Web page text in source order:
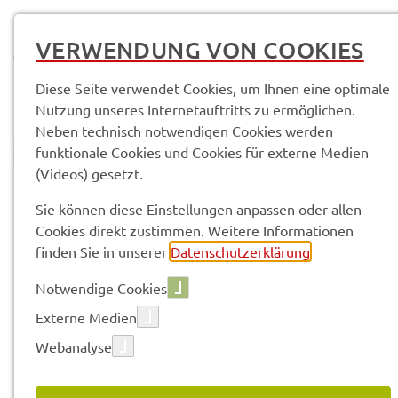
Vorle­sen
VERWENDUNG VON COOKIES
Diese Seite verwendet Cookies, um Ihnen eine optimale
Nutzung unseres Internetauftritts zu ermöglichen.
Neben technisch notwendigen Cookies werden
funktionale Cookies und Cookies für externe Medien
(Videos) gesetzt.
Sie können diese Einstellungen anpassen oder allen
Cookies direkt zustimmen. Weitere Informationen
finden Sie in unserer Datenschutzerklärung
Notwendige Cookies
Externe Medien
Webanalyse